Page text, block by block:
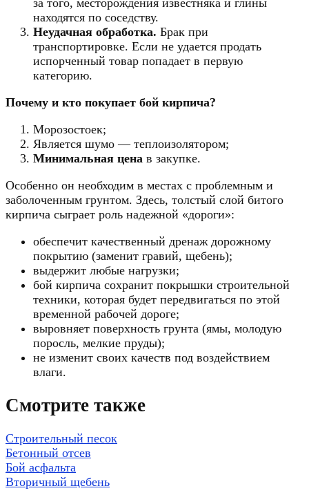
находятся по соседству.
Неудачная обработка. Брак при
транспортировке. Если не удается продать
испорченный товар попадает в первую
категорию.
Почему и кто покупает бой кирпича?
Морозостоек;
Является шумо — теплоизолятором;
Минимальная цена в закупке.
Особенно он необходим в местах с проблемным и
заболоченным грунтом. Здесь, толстый слой битого
кирпича сыграет роль надежной «дороги»:
обеспечит качественный дренаж дорожному
покрытию (заменит гравий, щебень);
выдержит любые нагрузки;
бой кирпича сохранит покрышки строительной
техники, которая будет передвигаться по этой
временной рабочей дороге;
выровняет поверхность грунта (ямы, молодую
поросль, мелкие пруды);
не изменит своих качеств под воздействием
влаги.
Смотрите также
Строительный песок
Бетонный отсев
Бой асфальта
Вторичный щебень